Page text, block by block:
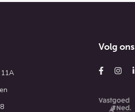
Volg ons